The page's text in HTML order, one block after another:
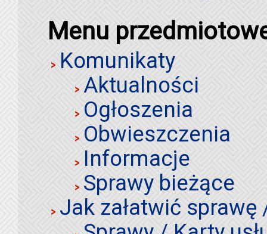
Menu
Komunikaty
Aktualności
Ogłoszenia
Obwieszczenia
Informacje
Sprawy bieżące
Jak załatwić sprawę